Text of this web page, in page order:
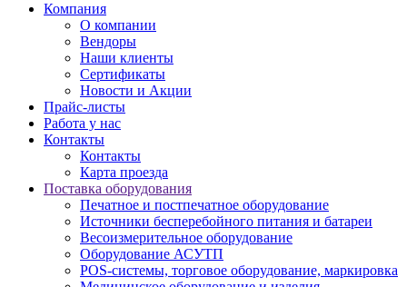
Компания
О компании
Вендоры
Наши клиенты
Сертификаты
Новости и Акции
Прайс-листы
Работа у нас
Контакты
Контакты
Карта проезда
Поставка оборудования
Печатное и постпечатное оборудование
Источники бесперебойного питания и батареи
Весоизмерительное оборудование
Оборудование АСУТП
POS-системы, торговое оборудование, маркировка